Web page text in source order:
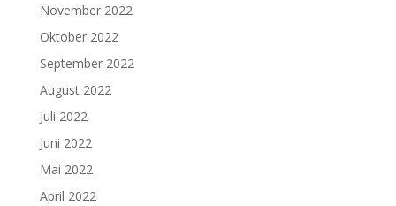
November 2022
Oktober 2022
September 2022
August 2022
Juli 2022
Juni 2022
Mai 2022
April 2022